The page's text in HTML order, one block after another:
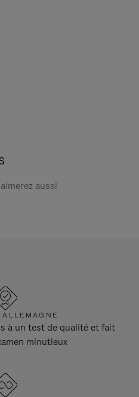
aussi
à un test de qualité et fait
minutieux